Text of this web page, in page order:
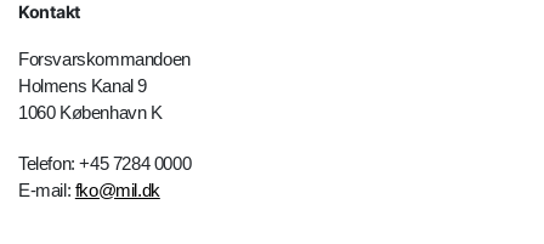
Kontakt
Forsvarskommandoen
Holmens Kanal 9
1060 København K
Telefon: +45 7284 0000
E-mail: fko@mil.dk